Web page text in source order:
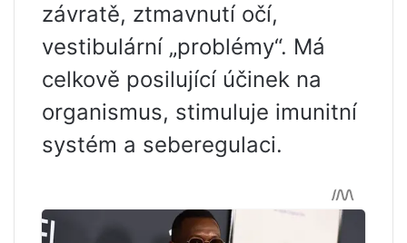
závratě, ztmavnutí očí,
vestibulární „problémy“. Má
celkově posilující účinek na
organismus, stimuluje imunitní
systém a seberegulaci.